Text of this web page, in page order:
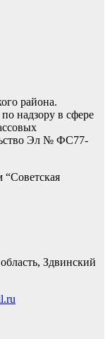
района.
надзору в сфере
Эл № ФС77-
Здвинский